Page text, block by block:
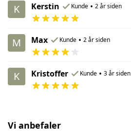
K Kerstin Kunde • 2 år siden
M Max Kunde • 2 år siden
K Kristoffer Kunde • 3 år siden
Vi anbefaler